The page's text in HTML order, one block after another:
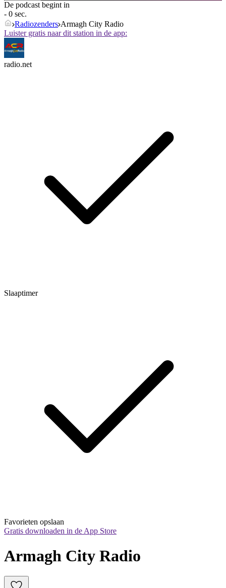
De podcast begint in
- 0 sec.
Radiozenders Armagh City Radio
Luister gratis naar dit station in de app:
radio.net
Slaaptimer
Favorieten opslaan
Gratis downloaden in de App Store
Armagh City Radio